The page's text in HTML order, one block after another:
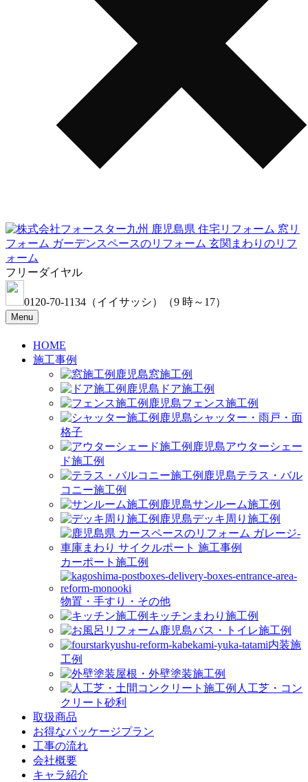
フリーダイヤル
0120-70-1134 （イイサッシ） （9 時～17）
Menu
HOME
施工事例
窓施工例
ドア施工例
フェンス施工例
シャッター・雨戸・面
格子
アウターシェー
ド施工例
テラス・バル
コニー施工例
サンルーム施工例
デッキ周り施工例
カーポート施工例
物置・手すり・その他
キッチンまわり施工例
バス・トイレ施工例
内装施
工例
屋根・外壁塗装施工例
人工芝・コン
クリート砂利
取扱商品
お得なパッケージプラン
工事の流れ
会社概要
キャラ紹介